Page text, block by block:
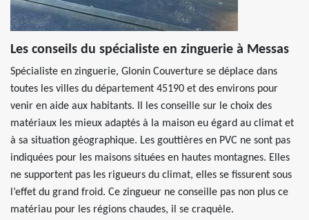
Les conseils du spécialiste en zinguerie à Messas
Spécialiste en zinguerie, Glonin Couverture se déplace dans
toutes les villes du département 45190 et des environs pour
venir en aide aux habitants. Il les conseille sur le choix des
matériaux les mieux adaptés à la maison eu égard au climat et
à sa situation géographique. Les gouttières en PVC ne sont pas
indiquées pour les maisons situées en hautes montagnes. Elles
ne supportent pas les rigueurs du climat, elles se fissurent sous
l’effet du grand froid. Ce zingueur ne conseille pas non plus ce
matériau pour les régions chaudes, il se craquèle.